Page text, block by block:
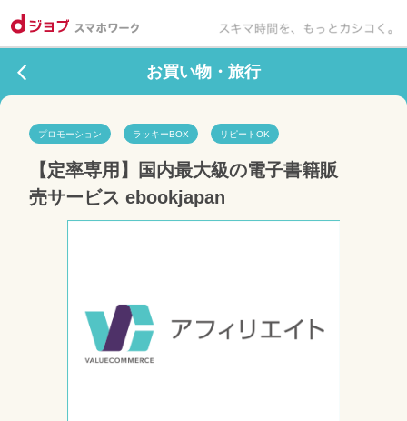
お買い物・旅行
プロモーション ラッキーBOX リピートOK
【定率専用】国内最大級の電子書籍販
売サービス ebookjapan